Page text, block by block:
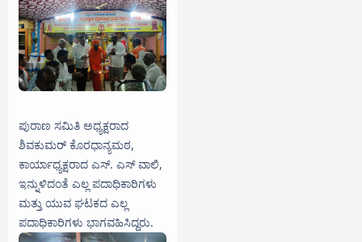
ಪುರಾಣ ಸಮಿತಿ ಅಧ್ಯಕ್ಷರಾದ
ಶಿವಕುಮರ್ ಕೊರಧಾನ್ಯಮಠ,
ಕಾರ್ಯಾಧ್ಯಕ್ಷರಾದ ಎಸ್. ಎಸ್ ವಾಲಿ,
ಇನ್ನುಳಿದಂತೆ ಎಲ್ಲ ಪದಾಧಿಕಾರಿಗಳು
ಮತ್ತು ಯುವ ಘಟಕದ ಎಲ್ಲ
ಪದಾಧಿಕಾರಿಗಳು ಭಾಗವಹಿಸಿದ್ದರು.